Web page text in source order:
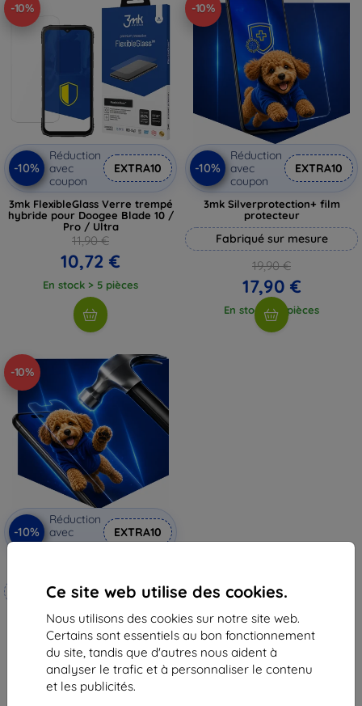
Ce site web utilise des cookies.
Nous utilisons des cookies sur notre site web.
Certains sont essentiels au bon fonctionnement
du site, tandis que d'autres nous aident à
analyser le trafic et à personnaliser le contenu
et les publicités.
-10%
-10%
Réduction
avec
coupon
EXTRA10
3mk FlexibleGlass Verre trempé
hybride pour Doogee Blade 10 /
Pro / Ultra
11,90 €
10,72 €
En stock > 5 pièces
-10%
-10%
Réduction
avec
coupon
EXTRA10
3mk Silverprotection+ film
protecteur
Fabriqué sur mesure
19,90 €
17,90 €
En stock > 5 pièces
-10%
-10%
Réduction
avec
coupon
EXTRA10
Fabriqué sur mesure
20,90 €
18,82 €
En stock 3 pièces